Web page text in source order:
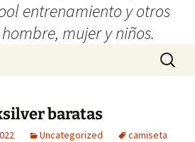
entrenamiento y otros
mujer y niños.
Buscar:
baratas
Uncategorized
camiseta